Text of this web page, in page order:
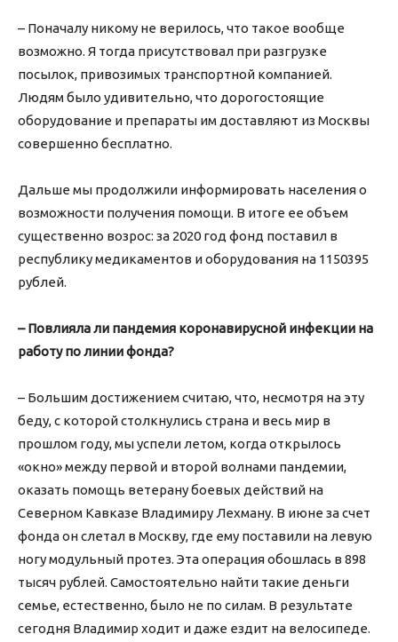
– Поначалу никому не верилось, что такое вообще
возможно. Я тогда присутствовал при разгрузке
посылок, привозимых транспортной компанией.
Людям было удивительно, что дорогостоящие
оборудование и препараты им доставляют из Москвы
совершенно бесплатно.
Дальше мы продолжили информировать населения о
возможности получения помощи. В итоге ее объем
существенно возрос: за 2020 год фонд поставил в
республику медикаментов и оборудования на 1150395
рублей.
– Повлияла ли пандемия коронавирусной инфекции на
работу по линии фонда?
– Большим достижением считаю, что, несмотря на эту
беду, с которой столкнулись страна и весь мир в
прошлом году, мы успели летом, когда открылось
«окно» между первой и второй волнами пандемии,
оказать помощь ветерану боевых действий на
Северном Кавказе Владимиру Лехману. В июне за счет
фонда он слетал в Москву, где ему поставили на левую
ногу модульный протез. Эта операция обошлась в 898
тысяч рублей. Самостоятельно найти такие деньги
семье, естественно, было не по силам. В результате
сегодня Владимир ходит и даже ездит на велосипеде.